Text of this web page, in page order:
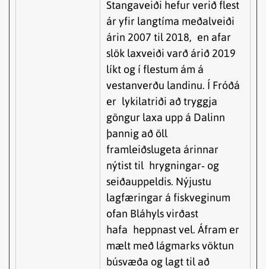
Stangaveiði hefur verið flest
ár yfir langtíma meðalveiði
árin 2007 til 2018, en afar
slök laxveiði varð árið 2019
líkt og í flestum ám á
vestanverðu landinu. Í Fróðá
er lykilatriði að tryggja
göngur laxa upp á Dalinn
þannig að öll
framleiðslugeta árinnar
nýtist til hrygningar‐ og
seiðauppeldis. Nýjustu
lagfæringar á fiskveginum
ofan Bláhyls virðast
hafa heppnast vel. Áfram er
mælt með lágmarks vöktun
búsvæða og lagt til að